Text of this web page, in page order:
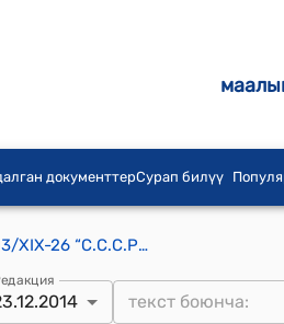
документтерСурап билүү
Кант шаардык кеӊешинин 2014-жылдын 23-декабрындагы №103/XIX-26 “С.С.С.Р. партиясынын депутатынын ыйгарымдуулугунан ажыратуу жөнүндө” токтому